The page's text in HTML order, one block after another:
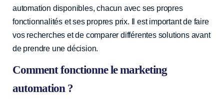
automation disponibles, chacun avec ses propres
fonctionnalités et ses propres prix. Il est important de faire
vos recherches et de comparer différentes solutions avant
de prendre une décision.
Comment fonctionne le marketing
automation ?